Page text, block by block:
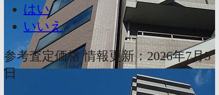
はい
いいえ
参考査定価格 情報更新：2026年7月5
日